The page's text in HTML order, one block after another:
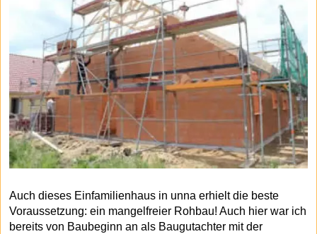
Auch dieses Einfamilienhaus in unna erhielt die beste
Voraussetzung: ein mangelfreier Rohbau! Auch hier war ich
bereits von Baubeginn an als Baugutachter mit der